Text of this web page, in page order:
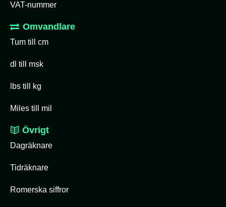
VAT-nummer
Omvandlare
Tum till cm
dl till msk
lbs till kg
Miles till mil
Övrigt
Dagräknare
Tidräknare
Romerska siffror